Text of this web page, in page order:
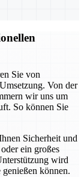
Sie von
Von der
wir uns um
So können Sie
Sicherheit und
ein großes
wird
können.